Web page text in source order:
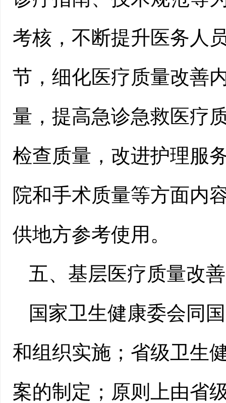
考核，不断提升医务人
节，细化医疗质量改善
量，提高急诊急救医疗
检查质量，改进护理服
院和手术质量等方面内
供地方参考使用。
五、基层医疗质量改
国家卫生健康委会同
和组织实施；省级卫生
案的制定；原则上由省